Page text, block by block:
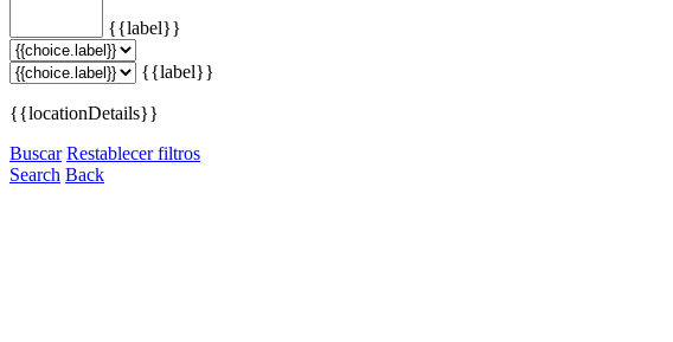
{{label}}
{{label}}
{{locationDetails}}
Buscar Restablecer filtros
Search Back